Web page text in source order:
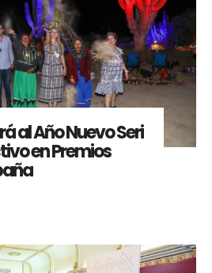
al Año Nuevo Seri
en Premios